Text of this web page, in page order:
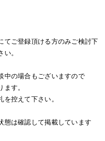
てご登録頂ける方のみご検討下
。
中の場合もございますので
す。
控えて下さい。
態は確認して掲載しています